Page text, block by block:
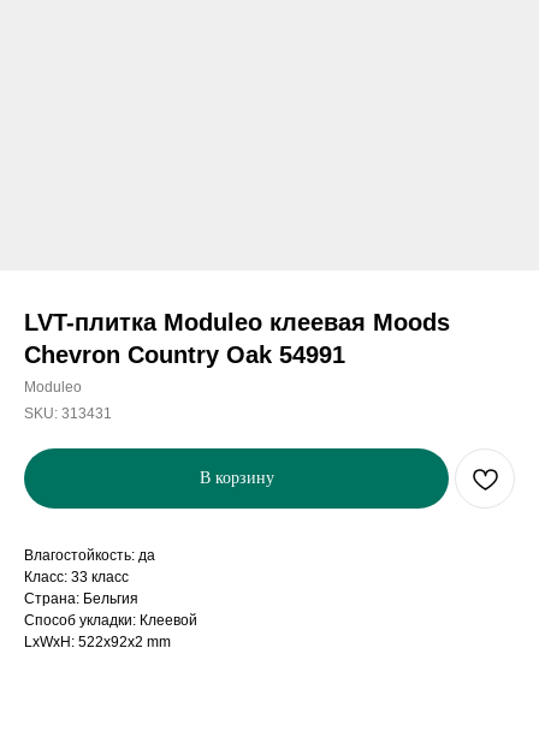
LVT-плитка Moduleo клеевая Moods
Chevron Country Oak 54991
Moduleo
SKU: 313431
В корзину
Влагостойкость: да
Класс: 33 класс
Страна: Бельгия
Способ укладки: Клеевой
LxWxH: 522x92x2 mm